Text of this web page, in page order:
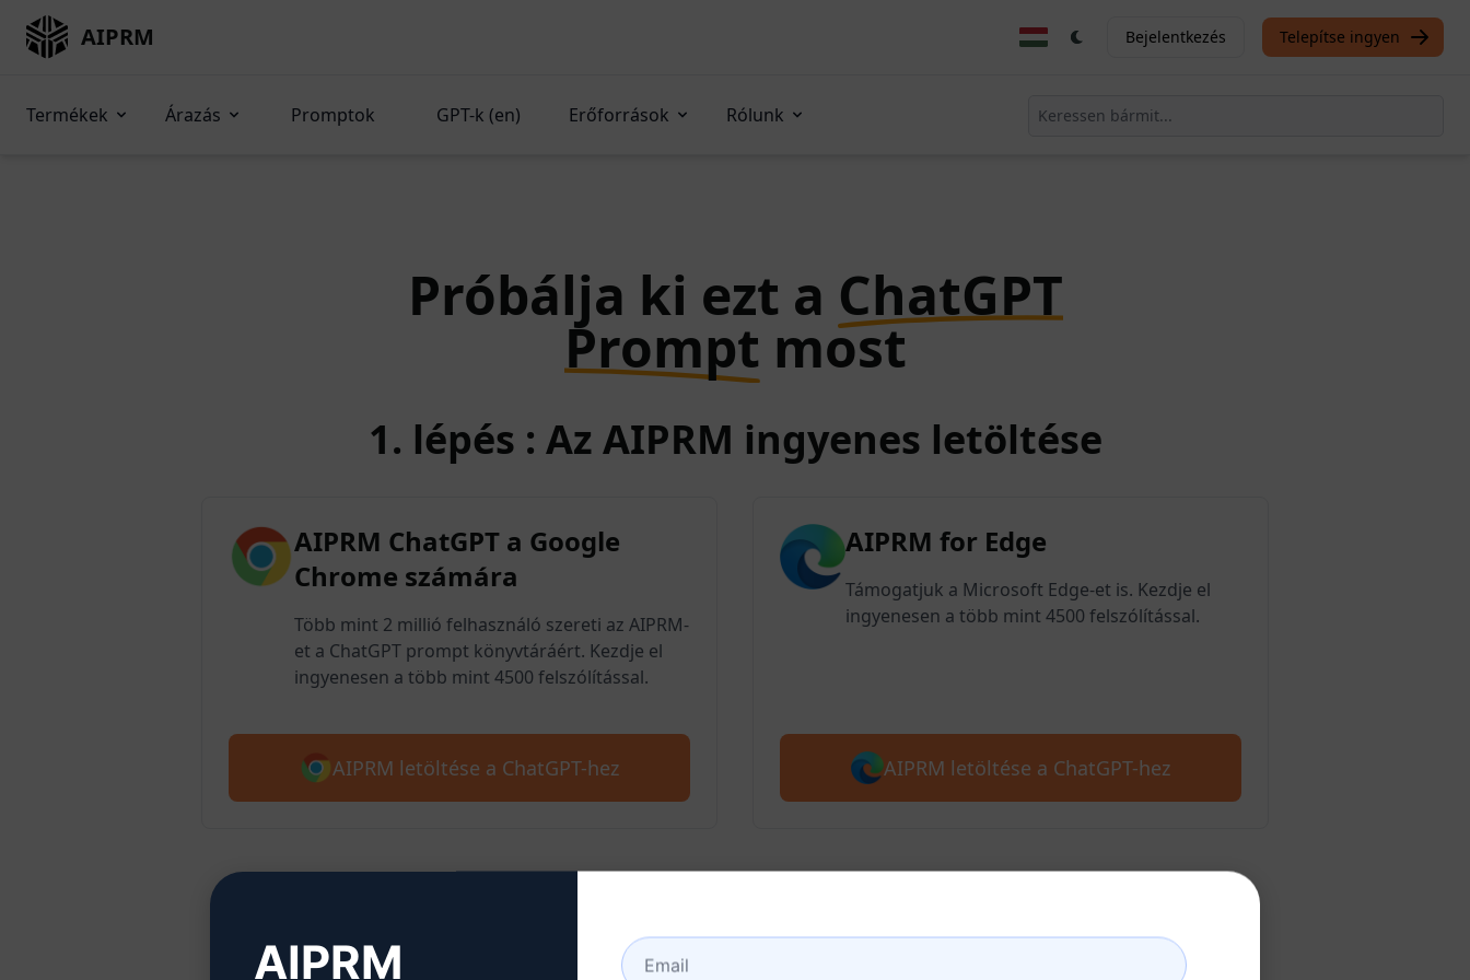
AIPRM Bejelentkezés Telepítse ingyen
Termékek Árazás Promptok GPT-k (en) Erőforrások Rólunk
Próbálja ki ezt a ChatGPT
Prompt most
1. lépés : Az AIPRM ingyenes letöltése
AIPRM ChatGPT a Google
Chrome számára
Több mint 2 millió felhasználó szereti az AIPRM-
et a ChatGPT prompt könyvtáráért. Kezdje el
ingyenesen a több mint 4500 felszólítással.
AIPRM letöltése a ChatGPT-hez
AIPRM for Edge
Támogatjuk a Microsoft Edge-et is. Kezdje el
ingyenesen a több mint 4500 felszólítással.
AIPRM letöltése a ChatGPT-hez
2. lépés : ChatGPT fiók létrehozása
AIPRM